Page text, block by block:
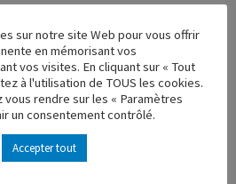
OMEGA LOGISTICS
:
sur notre site Web pour vous offrir
en mémorisant vos
vos visites. En cliquant sur « Tout
à l'utilisation de TOUS les cookies.
rendre sur les « Paramètres
un consentement contrôlé.
Accepter tout